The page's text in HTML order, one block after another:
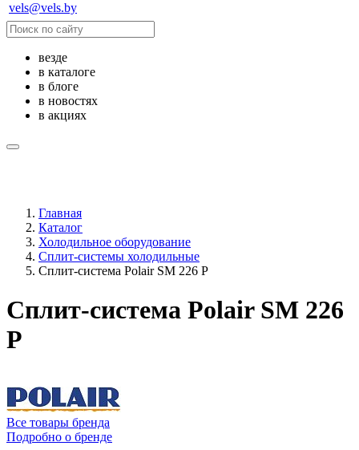
vels@vels.by
везде
в каталоге
в блоге
в новостях
в акциях
Главная
Каталог
Холодильное оборудование
Сплит-системы холодильные
Сплит-система Polair SM 226 P
Сплит-система Polair SM 226
P
Все товары бренда
Подробно о бренде